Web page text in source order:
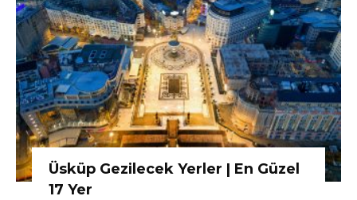
Üsküp Gezilecek Yerler | En Güzel
17 Yer